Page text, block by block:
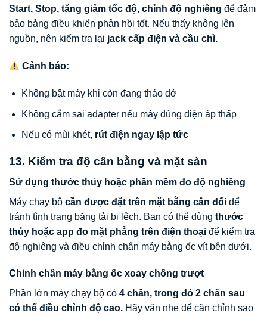
Start, Stop, tăng giảm tốc độ, chỉnh độ nghiêng để đảm
bảo bảng điều khiển phản hồi tốt. Nếu thấy không lên
nguồn, nên kiểm tra lại jack cấp điện và cầu chì.
Cảnh báo:
Không bật máy khi còn đang tháo dở
Không cắm sai adapter nếu máy dùng điện áp thấp
Nếu có mùi khét, rút điện ngay lập tức
13. Kiểm tra độ cân bằng và mặt sàn
Sử dụng thước thủy hoặc phần mềm đo độ nghiêng
Máy chạy bộ cần được đặt trên mặt bằng cân đối để
tránh tình trạng băng tải bị lệch. Bạn có thể dùng thước
thủy hoặc app đo mặt phẳng trên điện thoại để kiểm tra
độ nghiêng và điều chỉnh chân máy bằng ốc vít bên dưới.
Chỉnh chân máy bằng ốc xoay chống trượt
Phần lớn máy chạy bộ có 4 chân, trong đó 2 chân sau
có thể điều chỉnh độ cao. Hãy vặn nhẹ để căn chỉnh sao